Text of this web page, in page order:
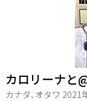
カロリーナと
カナダ､オタワ 2021